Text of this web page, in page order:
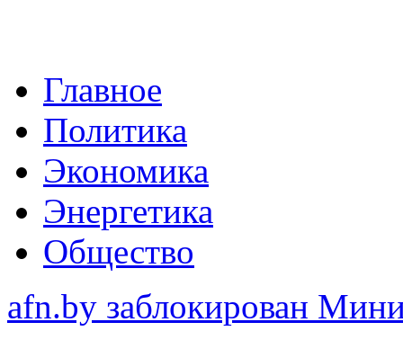
Главное
Политика
Экономика
Энергетика
Общество
afn.by заблокирован